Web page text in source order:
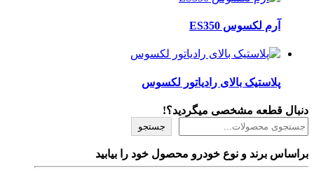
آرم لکسوس ES350
پلاستیک بالای رادیاتور لکسوس
دنبال قطعه مشخصی میگردید؟!
جستجو
براساس برند و نوع خودرو محصول خود را بیابید